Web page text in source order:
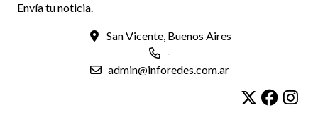
Envía tu noticia.
San Vicente, Buenos Aires
-
admin@inforedes.com.ar